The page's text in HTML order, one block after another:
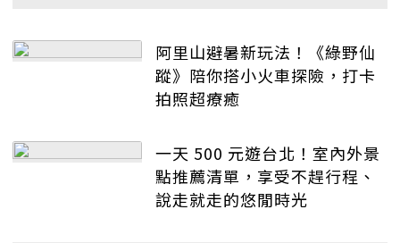
阿里山避暑新玩法！《綠野仙
蹤》陪你搭小火車探險，打卡
拍照超療癒
一天 500 元遊台北！室內外景
點推薦清單，享受不趕行程、
說走就走的悠閒時光